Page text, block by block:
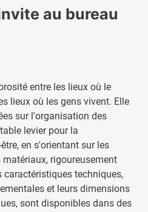
au bureau
entre les lieux où le
lieux où les gens vivent. Elle
sur l'organisation des
levier pour la
en s'orientant sur les
rigoureusement
caractéristiques techniques,
et leurs dimensions
sont disponibles dans des